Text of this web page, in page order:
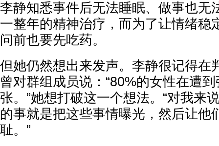
李静知悉事件后无法睡眠、做事也无
一整年的精神治疗，而为了让情绪稳
问前也要先吃药。
但她仍然想出来发声。李静很记得在
曾对群组成员说：“80%的女性在遭
张。”她想打破这一个想法。“对我来
的事就是把这些事情曝光，然后让他
耻。”